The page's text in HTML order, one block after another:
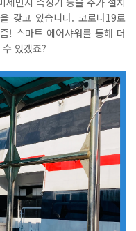
갖고 있습니다. 코로나19로
!스마트 에어샤워를 통해 더
있겠죠?